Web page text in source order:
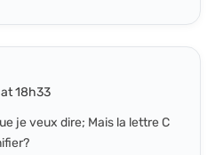
18h33
je veux dire; Mais la lettre C